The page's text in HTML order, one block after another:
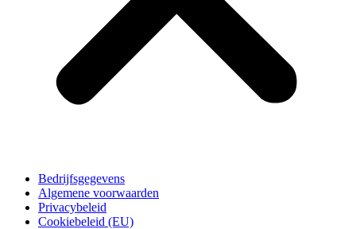
Bedrijfsgegevens
Algemene voorwaarden
Privacybeleid
Cookiebeleid (EU)